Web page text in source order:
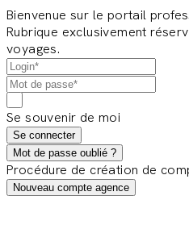
Bienvenue sur le portail
Rubrique exclusivement
voyages.
Se souvenir de moi
Se connecter
Mot de passe oublié ?
Procédure de création de
Nouveau compte agence